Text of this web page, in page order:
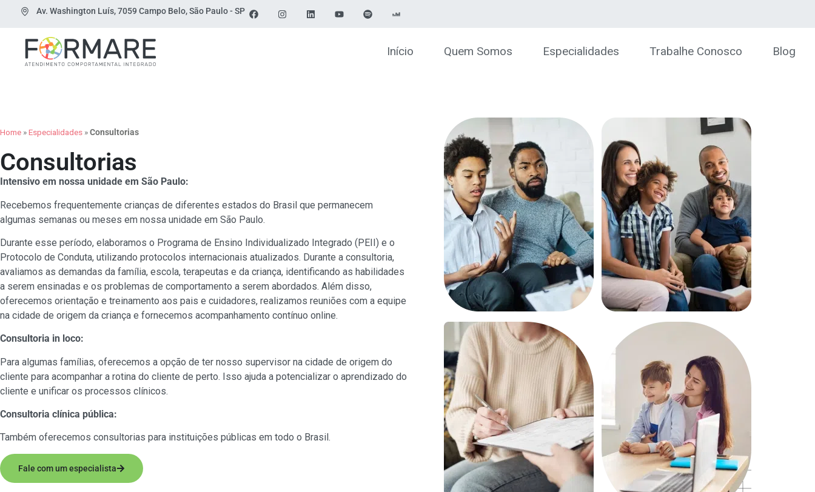
Av. Washington Luís, 7059 Campo Belo, São Paulo - SP
Início Quem Somos Especialidades Trabalhe Conosco Blog
Home »Especialidades »Consultorias
Consultorias
Intensivo em nossa unidade em São Paulo:
Recebemos frequentemente crianças de diferentes estados do Brasil que permanecem
algumas semanas ou meses em nossa unidade em São Paulo.
Durante esse período, elaboramos o Programa de Ensino Individualizado Integrado (PEII) e o
Protocolo de Conduta, utilizando protocolos internacionais atualizados. Durante a consultoria,
avaliamos as demandas da família, escola, terapeutas e da criança, identificando as habilidades
a serem ensinadas e os problemas de comportamento a serem abordados. Além disso,
oferecemos orientação e treinamento aos pais e cuidadores, realizamos reuniões com a equipe
na cidade de origem da criança e fornecemos acompanhamento contínuo online.
Consultoria in loco:
Para algumas famílias, oferecemos a opção de ter nosso supervisor na cidade de origem do
cliente para acompanhar a rotina do cliente de perto. Isso ajuda a potencializar o aprendizado do
cliente e unificar os processos clínicos.
Consultoria clínica pública:
Também oferecemos consultorias para instituições públicas em todo o Brasil.
Fale com um especialista